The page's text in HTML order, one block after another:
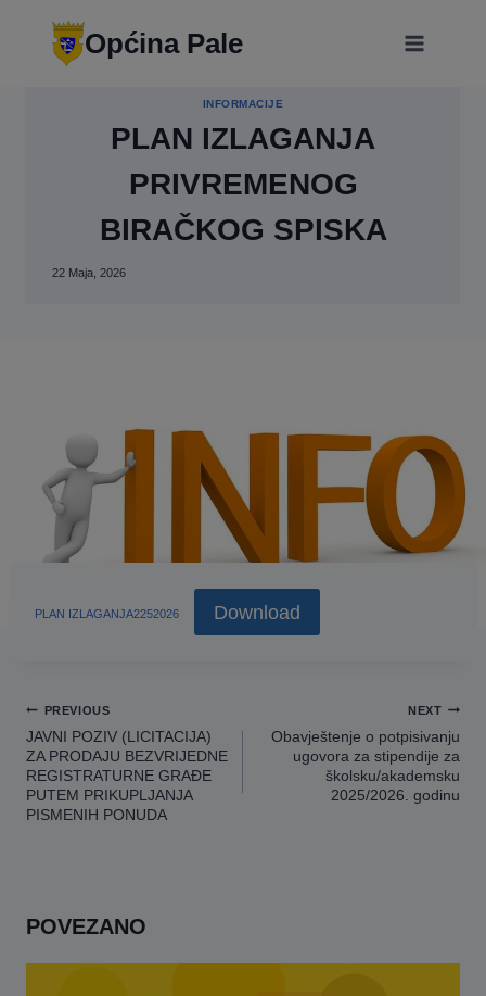
Općina Pale
INFORMACIJE
PLAN IZLAGANJA
PRIVREMENOG
BIRAČKOG SPISKA
22 Maja, 2026
PLAN IZLAGANJA2252026 Download
Navigacija
članaka
PREVIOUS
JAVNI POZIV (LICITACIJA)
ZA PRODAJU BEZVRIJEDNE
REGISTRATURNE GRAĐE
PUTEM PRIKUPLJANJA
PISMENIH PONUDA
NEXT
Obavještenje o potpisivanju
ugovora za stipendije za
školsku/akademsku
2025/2026. godinu
POVEZANO